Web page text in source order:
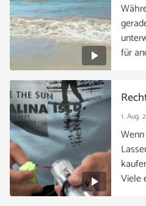
für
1. Aug.
Viele